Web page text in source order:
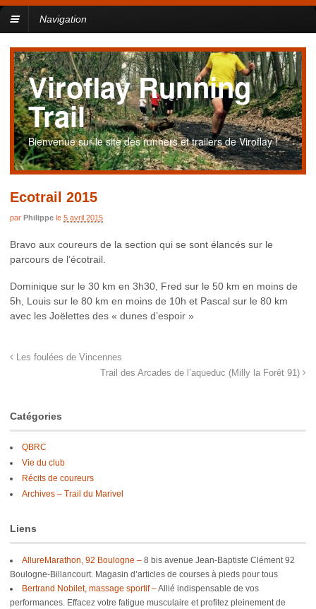
Navigation
Viroflay Running
Trail
Bienvenue sur le site des runners et trailers de Viroflay !
Ecotrail 2015
par Philippe le 5 avril 2015
Bravo aux coureurs de la section qui se sont élancés sur le
parcours de l’écotrail.
Dominique sur le 30 km en 3h30, Fred sur le 50 km en moins de
5h, Louis sur le 80 km en moins de 10h et Pascal sur le 80 km
avec les Joëlettes des « dunes d’espoir »
Les foulées de Vincennes
Trail des Arcades de l’aqueduc (Milly la Forêt 91)
Catégories
QBRC
Vie du club
Récits de coureurs
Archives – Trail du Marivel
Liens
AllureMarathon, 92 Boulogne – 8 bis avenue Jean-Baptiste Clément 92
Boulogne-Billancourt. Magasin d’articles de courses à pieds pour tous
Bertrand Nobilet, massage sportif –Allié indispensable de vos
performances. Effacez votre fatigue musculaire et profitez pleinement de